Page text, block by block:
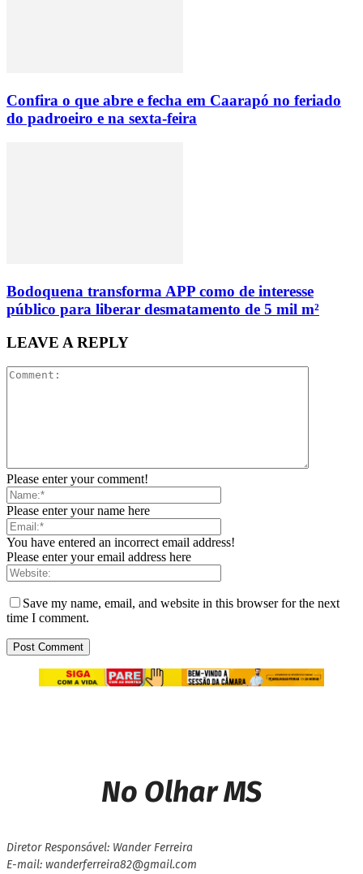
Confira o que abre e fecha em Caarapó no feriado
do padroeiro e na sexta-feira
Bodoquena transforma APP como de interesse
público para liberar desmatamento de 5 mil m²
LEAVE A REPLY
Please enter your comment!
Please enter your name here
You have entered an incorrect email address!
Please enter your email address here
Save my name, email, and website in this browser for the next
time I comment.
No Olhar MS
Diretor Responsável: Wander Ferreira
E-mail: wanderferreira82@gmail.com